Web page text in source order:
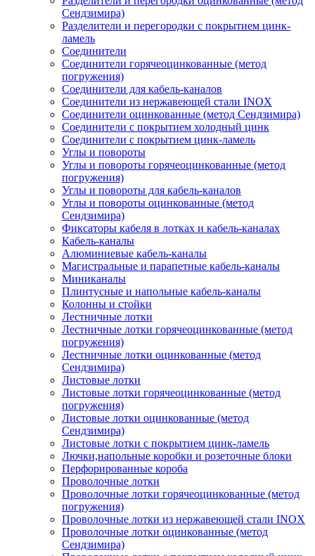
Сендзимира)
Разделители и перегородки с покрытием цинк-
ламель
Соединители
Соединители горячеоцинкованные (метод
погружения)
Соединители для кабель-каналов
Соединители из нержавеющей стали INOX
Соединители оцинкованные (метод Сендзимира)
Соединители с покрытием холодный цинк
Соединители с покрытием цинк-ламель
Углы и повороты
Углы и повороты горячеоцинкованные (метод
погружения)
Углы и повороты для кабель-каналов
Углы и повороты оцинкованные (метод
Сендзимира)
Фиксаторы кабеля в лотках и кабель-каналах
Кабель-каналы
Алюминиевые кабель-каналы
Магистральные и парапетные кабель-каналы
Миниканалы
Плинтусные и напольные кабель-каналы
Колонны и стойки
Лестничные лотки
Лестничные лотки горячеоцинкованные (метод
погружения)
Лестничные лотки оцинкованные (метод
Сендзимира)
Листовые лотки
Листовые лотки горячеоцинкованные (метод
погружения)
Листовые лотки оцинкованные (метод
Сендзимира)
Листовые лотки с покрытием цинк-ламель
Лючки,напольные коробки и розеточные блоки
Перфорированные короба
Проволочные лотки
Проволочные лотки горячеоцинкованные (метод
погружения)
Проволочные лотки из нержавеющей стали INOX
Проволочные лотки оцинкованные (метод
Сендзимира)